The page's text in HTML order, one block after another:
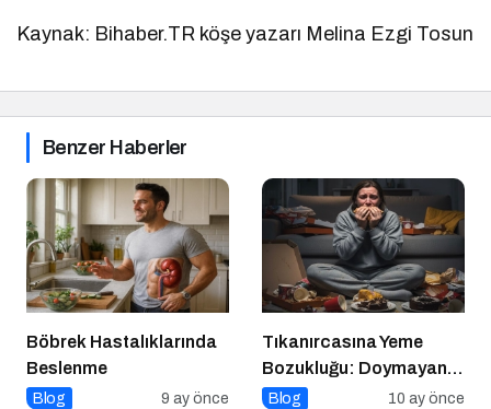
Kaynak: Bihaber.TR köşe yazarı Melina Ezgi Tosun
Benzer Haberler
Böbrek Hastalıklarında
Beslenme
Blog 9 ay önce
Tıkanırcasına Yeme
Bozukluğu: Doymayan
Duygular
Blog 10 ay önce